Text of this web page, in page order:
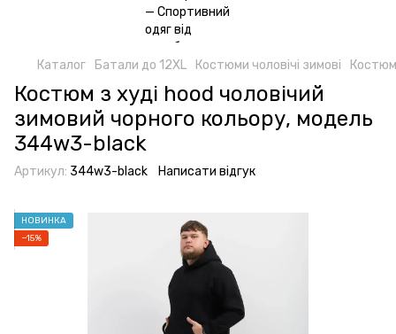
Каталог Батали до 12XL Костюми чоловічі зимові
Костюм з худі hood чоловічий
зимовий чорного кольору, модель
344w3-black
Артикул: 344w3-black Написати відгук
НОВИНКА
−15%